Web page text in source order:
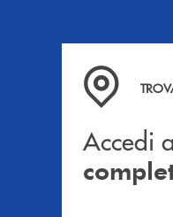
Accedi all'
Accedi